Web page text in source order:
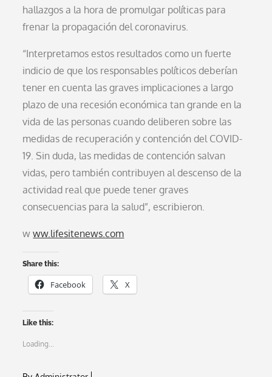
hallazgos a la hora de promulgar políticas para
frenar la propagación del coronavirus.
“Interpretamos estos resultados como un fuerte
indicio de que los responsables políticos deberían
tener en cuenta las graves implicaciones a largo
plazo de una recesión económica tan grande en la
vida de las personas cuando deliberen sobre las
medidas de recuperación y contención del COVID-
19. Sin duda, las medidas de contención salvan
vidas, pero también contribuyen al descenso de la
actividad real que puede tener graves
consecuencias para la salud”, escribieron.
www.lifesitenews.com
Share this:
Facebook X
Like this:
Loading...